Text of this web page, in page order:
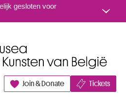
Naar inhoud
gesloten voor
Join & Donate Tickets